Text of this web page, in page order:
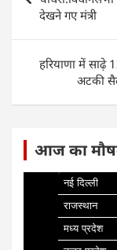
o
o
k
p
p
देखने गए मंत्री
हरियाणा में साढ़े
अटकी
आज का
नई दिल्ली
राजस्थान
मध्य प्रदेश